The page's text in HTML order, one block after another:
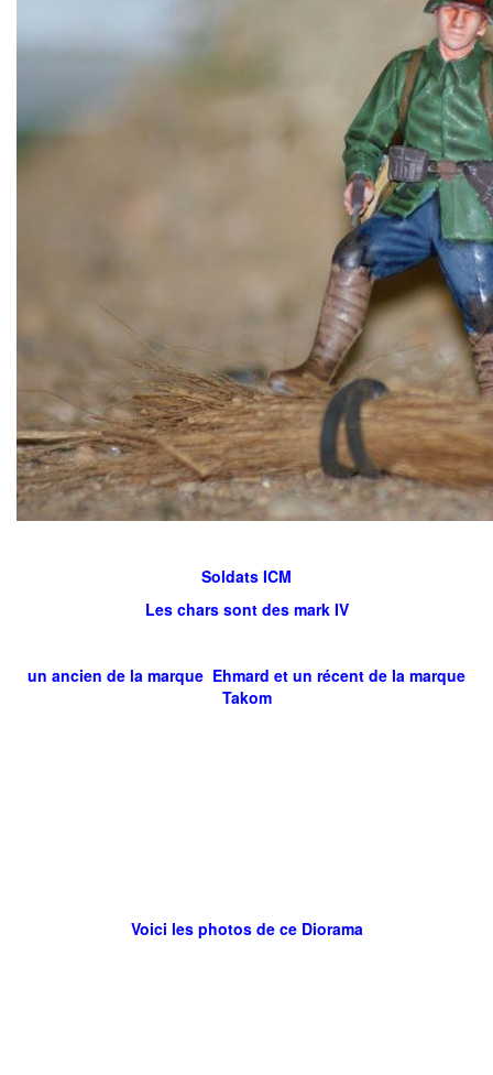
Soldats ICM
Les chars sont des mark IV
un ancien de la marque Ehmard et un récent de la marque
Takom
Voici les photos de ce Diorama